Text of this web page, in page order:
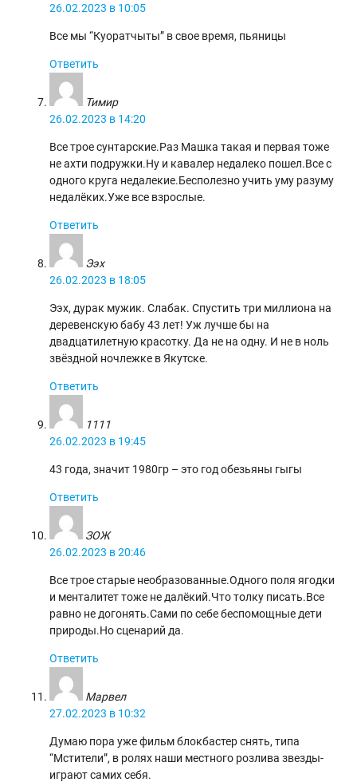
26.02.2023 в 10:05
Все мы “Куоратчыты” в свое время, пьяницы
Ответить
Тимир
26.02.2023 в 14:20
Все трое сунтарские.Раз Машка такая и первая тоже
не ахти подружки.Ну и кавалер недалеко пошел.Все с
одного круга недалекие.Бесполезно учить уму разуму
недалёких.Уже все взрослые.
Ответить
Ээх
26.02.2023 в 18:05
Ээх, дурак мужик. Слабак. Спустить три миллиона на
деревенскую бабу 43 лет! Уж лучше бы на
двадцатилетную красотку. Да не на одну. И не в ноль
звёздной ночлежке в Якутске.
Ответить
1111
26.02.2023 в 19:45
43 года, значит 1980гр – это год обезьяны гыгы
Ответить
ЗОЖ
26.02.2023 в 20:46
Все трое старые необразованные.Одного поля ягодки
и менталитет тоже не далёкий.Что толку писать.Все
равно не догонять.Сами по себе беспомощные дети
природы.Но сценарий да.
Ответить
Марвел
27.02.2023 в 10:32
Думаю пора уже фильм блокбастер снять, типа
“Мстители”, в ролях наши местного розлива звезды-
играют самих себя.